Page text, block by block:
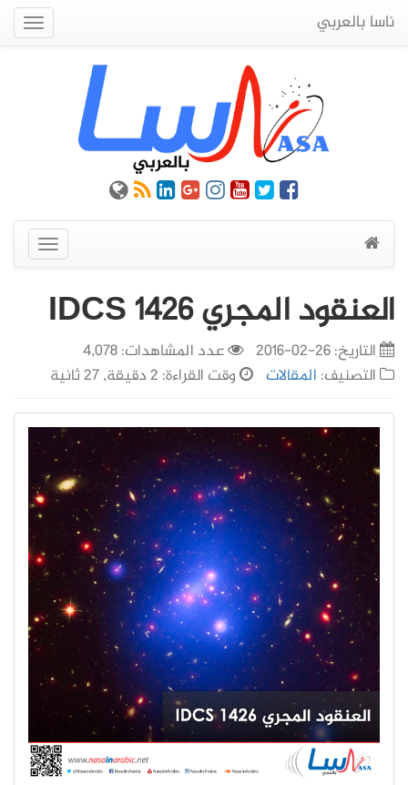
ناسا بالعربي
عرض
القائمة
العنقود المجري IDCS 1426
التاريخ:26-02-2016
عدد المشاهدات: 4,078
التصنيف: المقالات وقت القراءة: 2 دقيقة, 27 ثانية